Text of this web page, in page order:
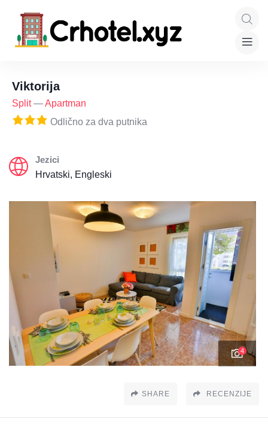
Viktorija
Split—Apartman
Odlično za dva putnika
Jezici
Hrvatski, Engleski
4
SHARE RECENZIJE